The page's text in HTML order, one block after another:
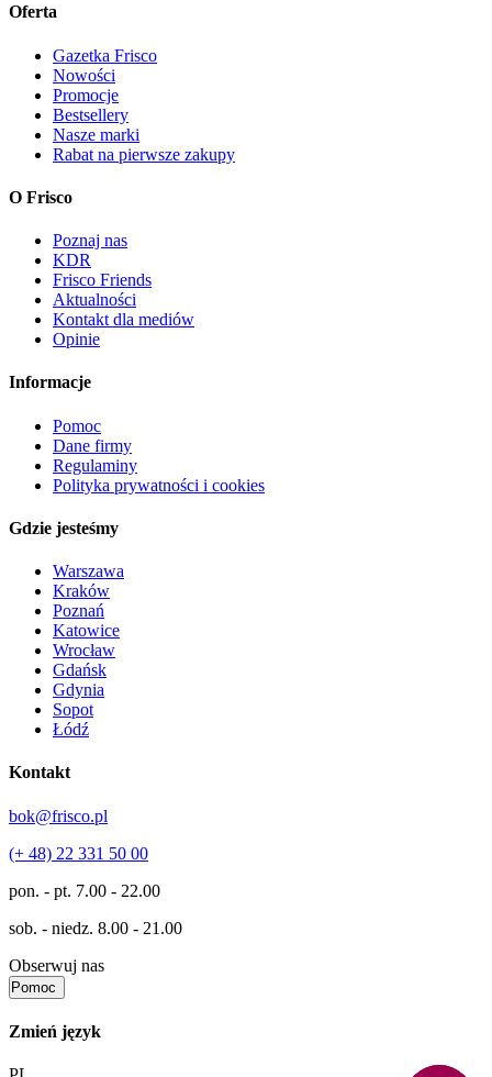
Oferta
Gazetka Frisco
Nowości
Promocje
Bestsellery
Nasze marki
Rabat na pierwsze zakupy
O Frisco
Poznaj nas
KDR
Frisco Friends
Aktualności
Kontakt dla mediów
Opinie
Informacje
Pomoc
Dane firmy
Regulaminy
Polityka prywatności i cookies
Gdzie jesteśmy
Warszawa
Kraków
Poznań
Katowice
Wrocław
Gdańsk
Gdynia
Sopot
Łódź
Kontakt
bok@frisco.pl
(+ 48) 22 331 50 00
pon. - pt. 7.00 - 22.00
sob. - niedz. 8.00 - 21.00
Obserwuj nas
Pomoc
Zmień język